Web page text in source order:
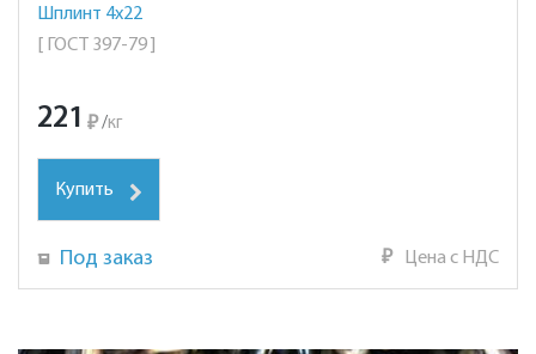
Шплинт 4х22
[ ГОСТ 397-79 ]
221 ₽ /кг
Купить
Под заказ ₽ Цена с НДС